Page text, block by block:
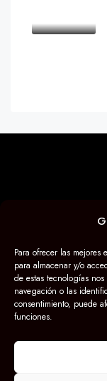
Para ofrecer las
para almacenar y/o
de estas tecnologías
navegación o las
consentimiento, puede
funciones.